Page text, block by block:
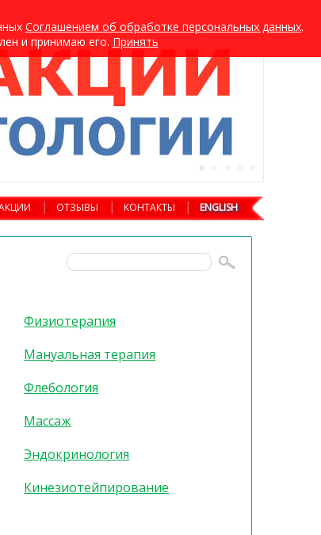
Cоглашением об обработке персональных данных.
и принимаю его. Принять
ОТЗЫВЫ КОНТАКТЫ ENGLISH
Физиотерапия
Мануальная терапия
Флебология
Массаж
Эндокринология
Кинезиотейпирование